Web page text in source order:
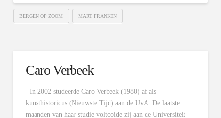
BERGEN OP ZOOM MART FRANKEN
Caro Verbeek
In 2002 studeerde Caro Verbeek (1980) af als
kunsthistoricus (Nieuwste Tijd) aan de UvA. De laatste
maanden van haar studie voltooide zij aan de Universiteit